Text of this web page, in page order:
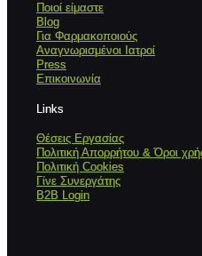
Ποιοί είμαστε
Blog
Για Φαρμακοποιούς
Αναγνωρισμένοι Ιατροί
Press
Επικοινωνία
Links
Θέσεις Εργασίας
Πολιτική Απορρήτου & Όροι
Πολιτική Cookies
Γίνε Συνεργάτης
B2B Login